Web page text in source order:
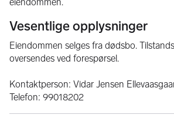
Vesentlige opplysninger
Eiendommen selges fra dødsbo.
oversendes ved forespørsel.
Kontaktperson: Vidar Jensen
Telefon: 99018202